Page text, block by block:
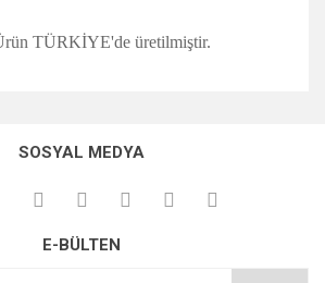
TÜRKİYE'de üretilmiştir.
iletebilirsiniz.
için teşekkür ederiz.
eksik bilgiler bulunuyor.
SOSYAL MEDYA
E-BÜLTEN